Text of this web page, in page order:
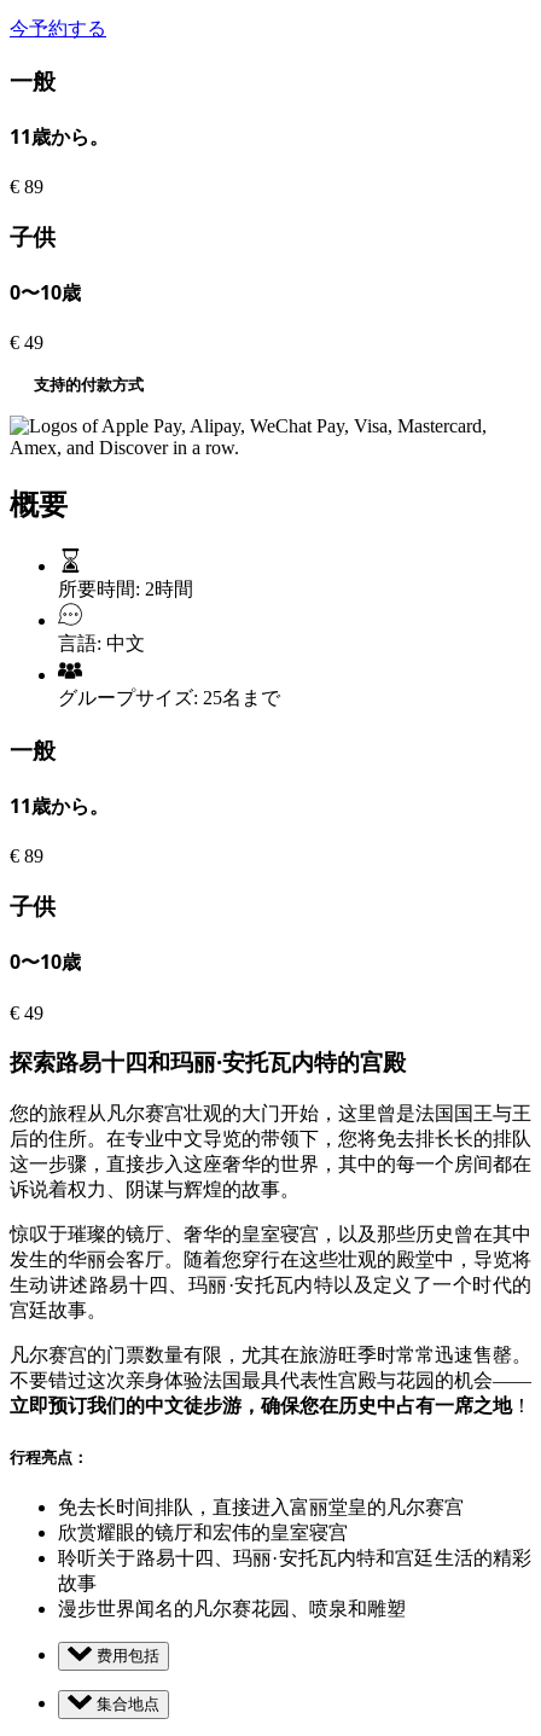
今予約する
一般
11歳から。
€ 89
子供
0〜10歳
€ 49
支持的付款方式
概要
所要時間: 2時間
言語: 中文
グループサイズ: 25名まで
一般
11歳から。
€ 89
子供
0〜10歳
€ 49
探索路易十四和玛丽·安托瓦内特的宫殿
您的旅程从凡尔赛宫壮观的大门开始，这里曾是法国国王与王
后的住所。在专业中文导览的带领下，您将免去排长长的排队
这一步骤，直接步入这座奢华的世界，其中的每一个房间都在
诉说着权力、阴谋与辉煌的故事。
惊叹于璀璨的镜厅、奢华的皇室寝宫，以及那些历史曾在其中
发生的华丽会客厅。随着您穿行在这些壮观的殿堂中，导览将
生动讲述路易十四、玛丽·安托瓦内特以及定义了一个时代的
宫廷故事。
凡尔赛宫的门票数量有限，尤其在旅游旺季时常常迅速售罄。
不要错过这次亲身体验法国最具代表性宫殿与花园的机会——
立即预订我们的中文徒步游，确保您在历史中占有一席之地！
行程亮点：
免去长时间排队，直接进入富丽堂皇的凡尔赛宫
欣赏耀眼的镜厅和宏伟的皇室寝宫
聆听关于路易十四、玛丽·安托瓦内特和宫廷生活的精彩
故事
漫步世界闻名的凡尔赛花园、喷泉和雕塑
费用包括
集合地点